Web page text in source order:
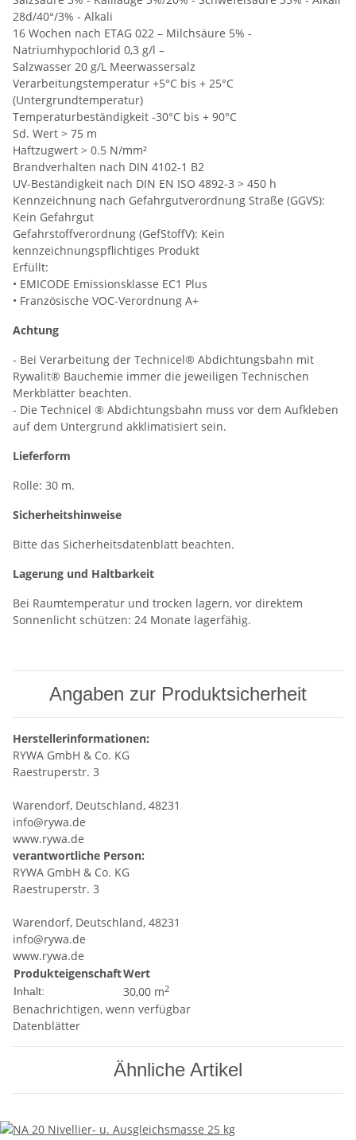
28d/40°/3% - Alkali
16 Wochen nach ETAG 022 – Milchsäure 5% -
Natriumhypochlorid 0,3 g/l –
Salzwasser 20 g/L Meerwassersalz
Verarbeitungstemperatur +5°C bis + 25°C
(Untergrundtemperatur)
Temperaturbeständigkeit -30°C bis + 90°C
Sd. Wert > 75 m
Haftzugwert > 0.5 N/mm²
Brandverhalten nach DIN 4102-1 B2
UV-Beständigkeit nach DIN EN ISO 4892-3 > 450 h
Kennzeichnung nach Gefahrgutverordnung Straße (GGVS):
Kein Gefahrgut
Gefahrstoffverordnung (GefStoffV): Kein
kennzeichnungspflichtiges Produkt
Erfüllt:
• EMICODE Emissionsklasse EC1 Plus
• Französische VOC-Verordnung A+
Achtung
- Bei Verarbeitung der Technicel® Abdichtungsbahn mit
Rywalit® Bauchemie immer die jeweiligen Technischen
Merkblätter beachten.
- Die Technicel ® Abdichtungsbahn muss vor dem Aufkleben
auf dem Untergrund akklimatisiert sein.
Lieferform
Rolle: 30 m.
Sicherheitshinweise
Bitte das Sicherheitsdatenblatt beachten.
Lagerung und Haltbarkeit
Bei Raumtemperatur und trocken lagern, vor direktem
Sonnenlicht schützen: 24 Monate lagerfähig.
Angaben zur Produktsicherheit
Herstellerinformationen:
RYWA GmbH & Co. KG
Raestruperstr. 3
Warendorf, Deutschland, 48231
info@rywa.de
www.rywa.de
verantwortliche Person:
RYWA GmbH & Co. KG
Raestruperstr. 3
Warendorf, Deutschland, 48231
info@rywa.de
www.rywa.de
ProdukteigenschaftWert
Inhalt: 30,00 m2
Benachrichtigen, wenn verfügbar
Datenblätter
Ähnliche Artikel